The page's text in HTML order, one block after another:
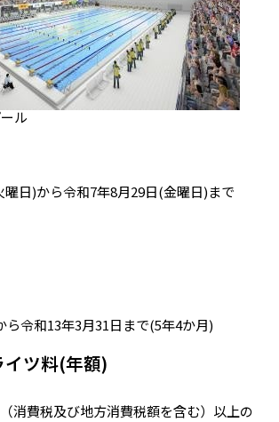
ル
日)から令和7年8月29日(金曜日)まで
ら令和13年3月31日まで(5年4か月)
ツ料(年額)
消費税及び地方消費税額を含む）以上の